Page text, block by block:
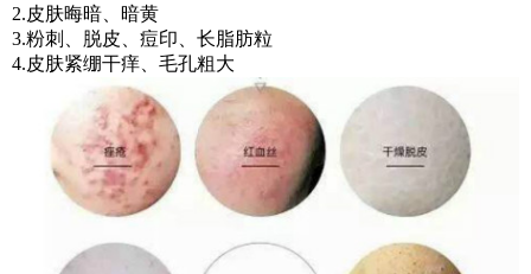
2.皮肤晦暗、暗黄
3.粉刺、脱皮、痘印、长脂肪粒
4.皮肤紧绷干痒、毛孔粗大